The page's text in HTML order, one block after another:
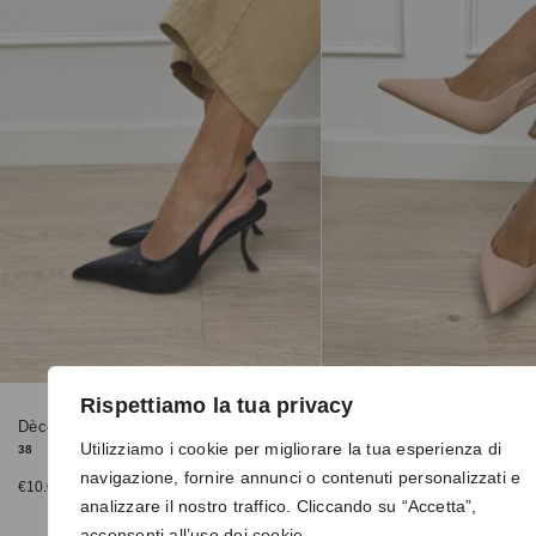
Rispettiamo la tua privacy
Utilizziamo i cookie per migliorare la tua esperienza di
navigazione, fornire annunci o contenuti personalizzati e
analizzare il nostro traffico. Cliccando su “Accetta”,
Dècoleltè 01 nero
38
€10.00
36
25.00
€10.00